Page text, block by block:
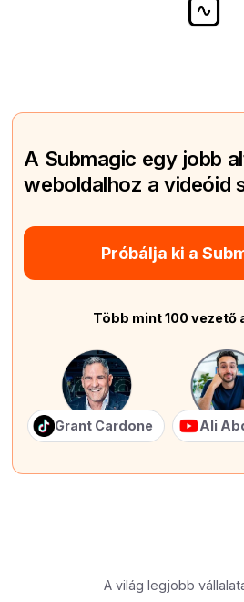
A Submagic egy jobb
weboldalhoz a videóid
Próbálja ki a
Több mint 100 vezető
Grant Cardone Ali
A világ legjobb